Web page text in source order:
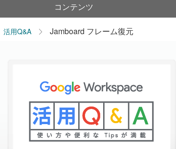
コンテンツ
活用Q&A Jamboard フレーム復元